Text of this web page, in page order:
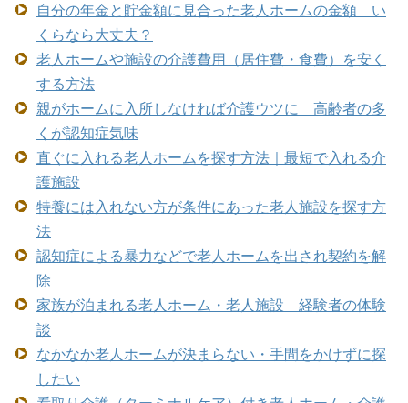
自分の年金と貯金額に見合った老人ホームの金額 い
くらなら大丈夫？
老人ホームや施設の介護費用（居住費・食費）を安く
する方法
親がホームに入所しなければ介護ウツに 高齢者の多
くが認知症気味
直ぐに入れる老人ホームを探す方法｜最短で入れる介
護施設
特養には入れない方が条件にあった老人施設を探す方
法
認知症による暴力などで老人ホームを出され契約を解
除
家族が泊まれる老人ホーム・老人施設 経験者の体験
談
なかなか老人ホームが決まらない・手間をかけずに探
したい